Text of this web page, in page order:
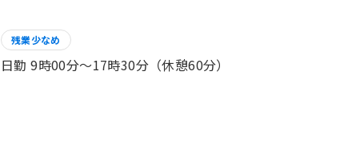
残業少なめ
日勤 9時00分〜17時30分（休憩60分）